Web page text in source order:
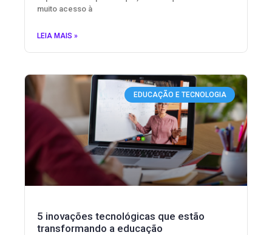
muito acesso à
LEIA MAIS »
EDUCAÇÃO E TECNOLOGIA
5 inovações tecnológicas que estão
transformando a educação